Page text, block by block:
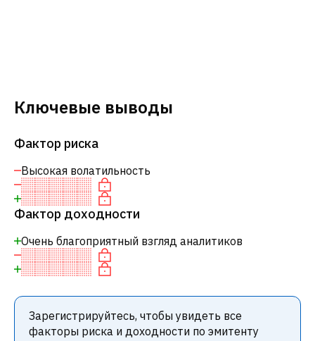
Ключевые выводы
Фактор риска
Высокая волатильность
Фактор доходности
Очень благоприятный взгляд аналитиков
Зарегистрируйтесь, чтобы увидеть все
факторы риска и доходности по эмитенту